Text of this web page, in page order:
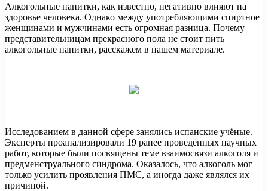
Алкогольные напитки, как известно, негативно влияют на
здоровье человека. Однако между употребляющими спиртное
женщинами и мужчинами есть огромная разница. Почему
представительницам прекрасного пола не стоит пить
алкогольные напитки, расскажем в нашем материале.
Исследованием в данной сфере занялись испанские учёные.
Эксперты проанализировали 19 ранее проведённых научных
работ, которые были посвящены теме взаимосвязи алкоголя и
предменструального синдрома. Оказалось, что алкоголь мог
только усилить проявления ПМС, а иногда даже являлся их
причиной.